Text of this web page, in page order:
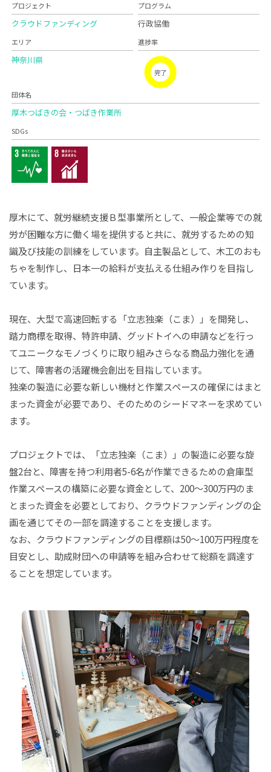
プロジェクト
クラウドファンディング
プログラム
行政協働
エリア
神奈川県
進捗率
完了
団体名
厚木つばきの会・つばき作業所
SDGs
厚木にて、就労継続支援Ｂ型事業所として、一般企業等での就
労が困難な方に働く場を提供すると共に、就労するための知
識及び技能の訓練をしています。自主製品として、木工のおも
ちゃを制作し、日本一の給料が支払える仕組み作りを目指し
ています。
現在、大型で高速回転する「立志独楽（こま）」を開発し、
踏力商標を取得、特許申請、グッドトイへの申請などを行っ
てユニークなモノづくりに取り組みさらなる商品力強化を通
じて、障害者の活躍機会創出を目指しています。
独楽の製造に必要な新しい機材と作業スペースの確保にはまと
まった資金が必要であり、そのためのシードマネーを求めてい
ます。
プロジェクトでは、「立志独楽（こま）」の製造に必要な旋
盤2台と、障害を持つ利用者5-6名が作業できるための倉庫型
作業スペースの構築に必要な資金として、200〜300万円のま
とまった資金を必要としており、クラウドファンディングの企
画を通じてその一部を調達することを支援します。
なお、クラウドファンディングの目標額は50〜100万円程度を
目安とし、助成財団への申請等を組み合わせて総額を調達す
ることを想定しています。